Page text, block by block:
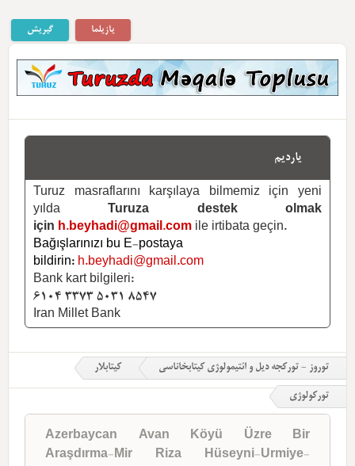
گیریش یازیلما
یاردیم
Turuz masraflarını karşılaya bilmemiz için yeni
yılda
Turuza destek olmak
için h.beyhadi@gmail.com ile irtibata geçin.
Bağışlarınızı bu E-postaya
bildirin: h.beyhadi@gmail.com
Bank kart bilgileri:
6104 3373 5031 8547
Iran Millet Bank
توروز - تورکجه دیل و ائتیمولوژی کیتابخاناسی کیتابلار
تورکولوژی
Azerbaycan Avan Köyü Üzre Bir
Araşdırma-Mir Riza Hüseyni-Urmiye-